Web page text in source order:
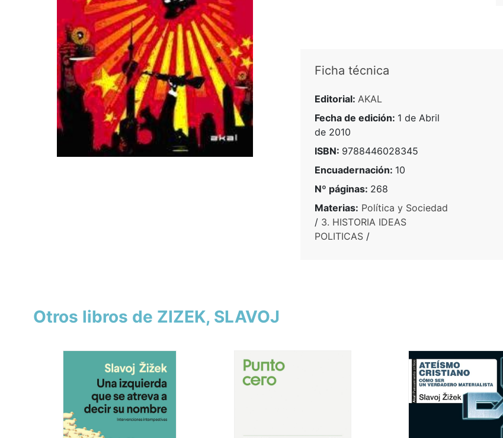
Ficha técnica
Editorial: AKAL
Fecha de edición: 1 de Abril
de 2010
ISBN: 9788446028345
Encuadernación: 10
Nº páginas: 268
Materias: Política y Sociedad
/ 3. HISTORIA IDEAS
POLITICAS/
Otros libros de ZIZEK, SLAVOJ